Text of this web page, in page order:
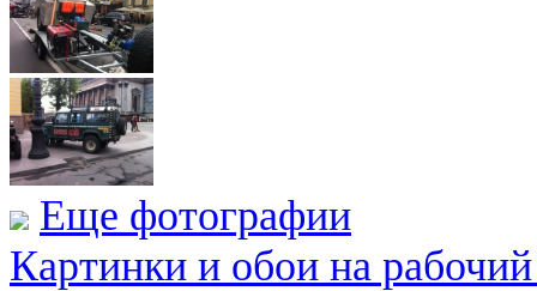
Еще фотографии
Картинки и обои на